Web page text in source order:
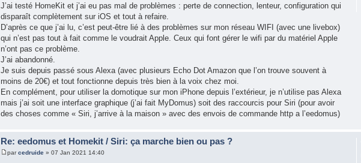
J’ai testé HomeKit et j’ai eu pas mal de problèmes : perte de connection, lenteur, configuration qui
disparaît complètement sur iOS et tout à refaire.
D’après ce que j’ai lu, c’est peut-être lié à des problèmes sur mon réseau WIFI (avec une livebox)
qui n’est pas tout à fait comme le voudrait Apple. Ceux qui font gérer le wifi par du matériel Apple
n’ont pas ce problème.
J’ai abandonné.
Je suis depuis passé sous Alexa (avec plusieurs Echo Dot Amazon que l’on trouve souvent à
moins de 20€) et tout fonctionne depuis très bien à la voix chez moi.
En complément, pour utiliser la domotique sur mon iPhone depuis l’extérieur, je n’utilise pas Alexa
mais j’ai soit une interface graphique (j’ai fait MyDomus) soit des raccourcis pour Siri (pour avoir
des choses comme « Siri, j’arrive à la maison » avec des envois de commande http a l’eedomus)
Re: eedomus et Homekit / Siri: ça marche bien ou pas ?
parcedruide » 07 Jan 2021 14:40